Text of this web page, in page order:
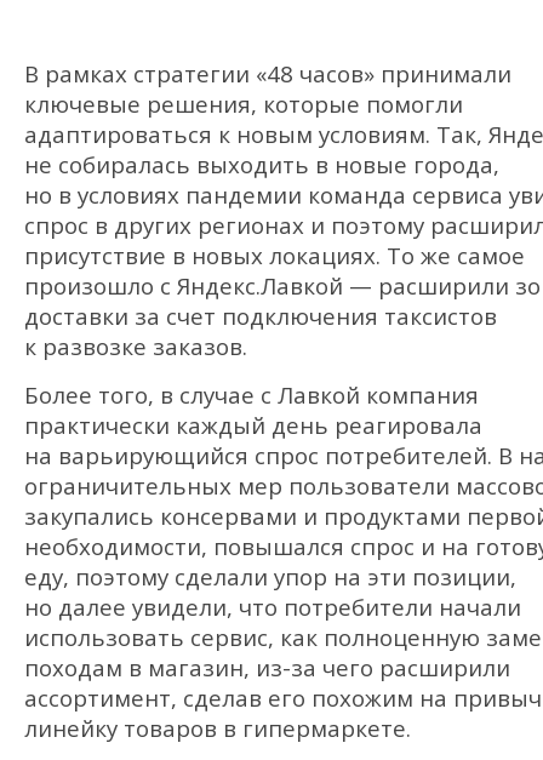
В рамках стратегии «48 часов» принимали
ключевые решения, которые помогли
адаптироваться к новым условиям. Так,
не собиралась выходить в новые города,
но в условиях пандемии команда сервиса
спрос в других регионах и поэтому
присутствие в новых локациях. То же самое
произошло с Яндекс.Лавкой — расширили
доставки за счет подключения таксистов
к развозке заказов.
Более того, в случае с Лавкой компания
практически каждый день реагировала
на варьирующийся спрос потребителей. В
ограничительных мер пользователи
закупались консервами и продуктами
необходимости, повышался спрос и на
еду, поэтому сделали упор на эти позиции,
но далее увидели, что потребители начали
использовать сервис, как полноценную
походам в магазин, из-за чего расширили
ассортимент, сделав его похожим на
линейку товаров в гипермаркете.